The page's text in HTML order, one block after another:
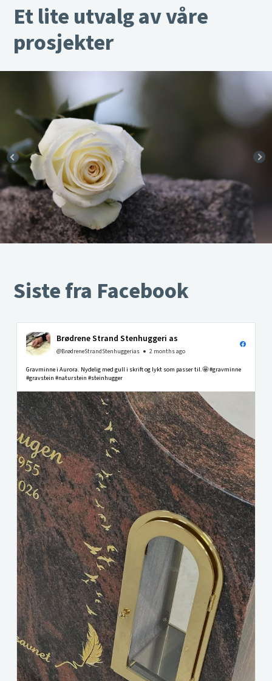
Et lite utvalg av våre
prosjekter
Siste fra Facebook
Brødrene Strand Stenhuggeri as
@BrødreneStrandStenhuggerias 2 months ago
Gravminne i Aurora. Nydelig med gull i skrift og lykt som passer til.🤩 #gravminne
#gravstein #naturstein #steinhugger